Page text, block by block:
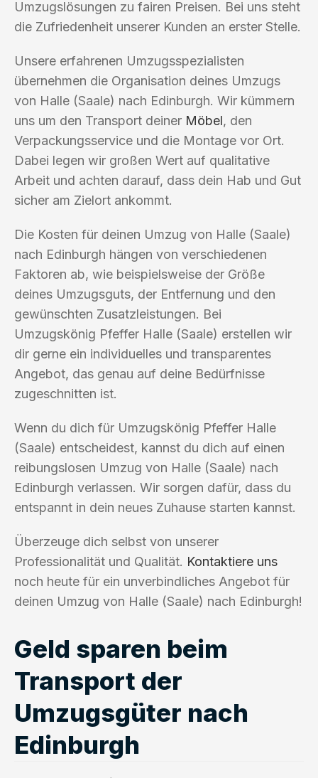
Umzugslösungen zu fairen Preisen. Bei uns steht
die Zufriedenheit unserer Kunden an erster Stelle.
Unsere erfahrenen Umzugsspezialisten
übernehmen die Organisation deines Umzugs
von Halle (Saale) nach Edinburgh. Wir kümmern
uns um den Transport deiner Möbel, den
Verpackungsservice und die Montage vor Ort.
Dabei legen wir großen Wert auf qualitative
Arbeit und achten darauf, dass dein Hab und Gut
sicher am Zielort ankommt.
Die Kosten für deinen Umzug von Halle (Saale)
nach Edinburgh hängen von verschiedenen
Faktoren ab, wie beispielsweise der Größe
deines Umzugsguts, der Entfernung und den
gewünschten Zusatzleistungen. Bei
Umzugskönig Pfeffer Halle (Saale) erstellen wir
dir gerne ein individuelles und transparentes
Angebot, das genau auf deine Bedürfnisse
zugeschnitten ist.
Wenn du dich für Umzugskönig Pfeffer Halle
(Saale) entscheidest, kannst du dich auf einen
reibungslosen Umzug von Halle (Saale) nach
Edinburgh verlassen. Wir sorgen dafür, dass du
entspannt in dein neues Zuhause starten kannst.
Überzeuge dich selbst von unserer
Professionalität und Qualität. Kontaktiere uns
noch heute für ein unverbindliches Angebot für
deinen Umzug von Halle (Saale) nach Edinburgh!
Geld sparen beim
Transport der
Umzugsgüter nach
Edinburgh